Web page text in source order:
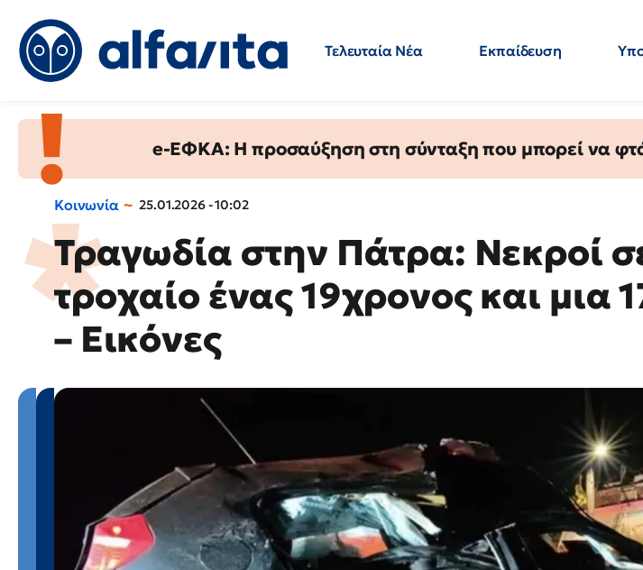
Τελευταία Νέα Εκπαίδευση
e-ΕΦΚΑ: Η προσαύξηση στη σύνταξη που μπορεί να
Κοινωνία 25.01.2026 - 10:02
Τραγωδία στην Πάτρα: Νεκροί
τροχαίο ένας 19χρονος και μια
– Εικόνες